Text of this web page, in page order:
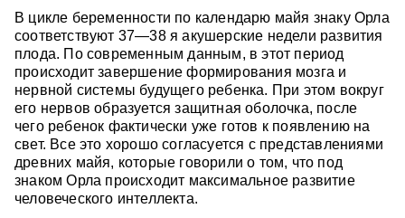
В цикле беременности по календарю майя знаку Орла
соответствуют 37—38 я акушерские недели развития
плода. По современным данным, в этот период
происходит завершение формирования мозга и
нервной системы будущего ребенка. При этом вокруг
его нервов образуется защитная оболочка, после
чего ребенок фактически уже готов к появлению на
свет. Все это хорошо согласуется с представлениями
древних майя, которые говорили о том, что под
знаком Орла происходит максимальное развитие
человеческого интеллекта.